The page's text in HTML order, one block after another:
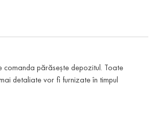
părăsește depozitul. Toate
detaliate vor fi furnizate în timpul